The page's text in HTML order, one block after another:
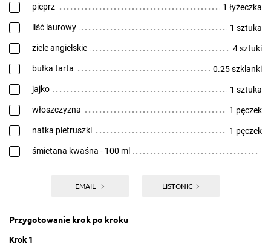
pieprz 1 łyżeczka
liść laurowy 1 sztuka
ziele angielskie 4 sztuki
bułka tarta 0.25 szklanki
jajko 1 sztuka
włoszczyzna 1 pęczek
natka pietruszki 1 pęczek
śmietana kwaśna - 100 ml
EMAIL LISTONIC
Przygotowanie krok po kroku
Krok 1